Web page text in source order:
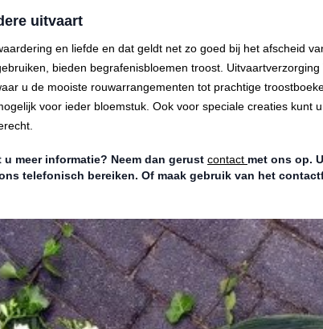
uitvaart
en liefde en dat geldt net zo goed bij het afscheid
bieden begrafenisbloemen troost. Uitvaartverzorging
u de mooiste rouwarrangementen tot prachtige
voor ieder bloemstuk. Ook voor speciale creaties kunt
meer informatie? Neem dan gerust contact met ons op.
telefonisch bereiken. Of maak gebruik van het